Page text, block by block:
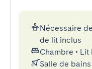
Nécessaire
de lit inclus
Chambre • Lit
Salle de bains